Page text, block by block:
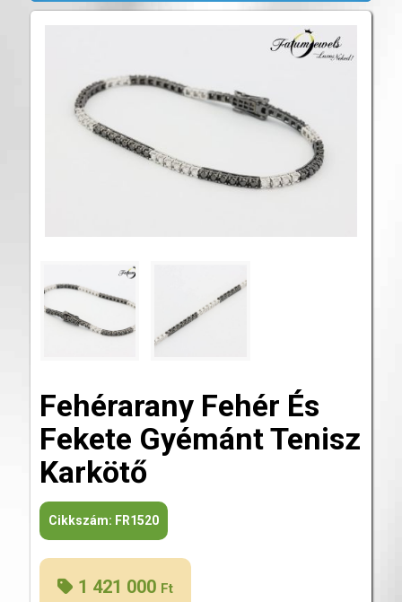
Fehérarany Fehér És
Fekete Gyémánt Tenisz
Karkötő
Cikkszám: FR1520
1 421 000 Ft